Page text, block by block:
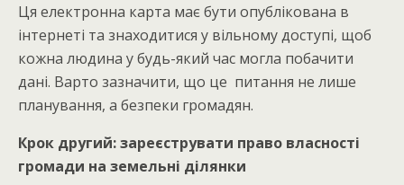
Ця електронна карта має бути опублікована в
інтернеті та знаходитися у вільному доступі, щоб
кожна людина у будь-який час могла побачити
дані. Варто зазначити, що це питання не лише
планування, а безпеки громадян.
Крок другий: зареєструвати право власності
громади на земельні ділянки